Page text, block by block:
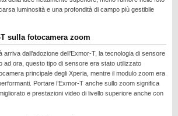
luminosità e una profondità di campo più gestibile
sulla fotocamera zoom
arriva dall’adozione dell’Exmor-T, la tecnologia di sensore
ad ora, questo tipo di sensore era stato utilizzato
principale degli Xperia, mentre il modulo zoom era
Portare l’Exmor-T anche sullo zoom significa
e prestazioni video di livello superiore anche con